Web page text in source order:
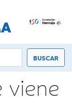
viene